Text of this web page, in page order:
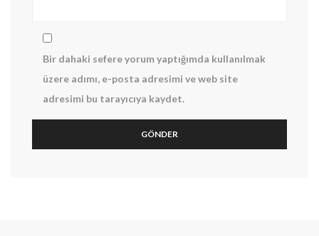
Bir dahaki sefere yorum yaptığımda kullanılmak
üzere adımı, e-posta adresimi ve web site
adresimi bu tarayıcıya kaydet.